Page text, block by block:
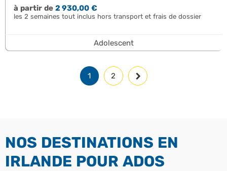
à partir de2 930,00 €
les 2 semaines tout inclus hors transport et frais de dossier
Adolescent
1 2
NOS DESTINATIONS EN
IRLANDE POUR ADOS